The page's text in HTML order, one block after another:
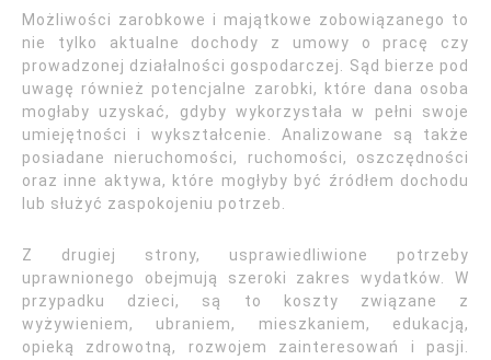
Możliwości zarobkowe i majątkowe zobowiązanego to
nie tylko aktualne dochody z umowy o pracę czy
prowadzonej działalności gospodarczej. Sąd bierze pod
uwagę również potencjalne zarobki, które dana osoba
mogłaby uzyskać, gdyby wykorzystała w pełni swoje
umiejętności i wykształcenie. Analizowane są także
posiadane nieruchomości, ruchomości, oszczędności
oraz inne aktywa, które mogłyby być źródłem dochodu
lub służyć zaspokojeniu potrzeb.
Z drugiej strony, usprawiedliwione potrzeby
uprawnionego obejmują szeroki zakres wydatków. W
przypadku dzieci, są to koszty związane z
wyżywieniem, ubraniem, mieszkaniem, edukacją,
opieką zdrowotną, rozwojem zainteresowań i pasji.